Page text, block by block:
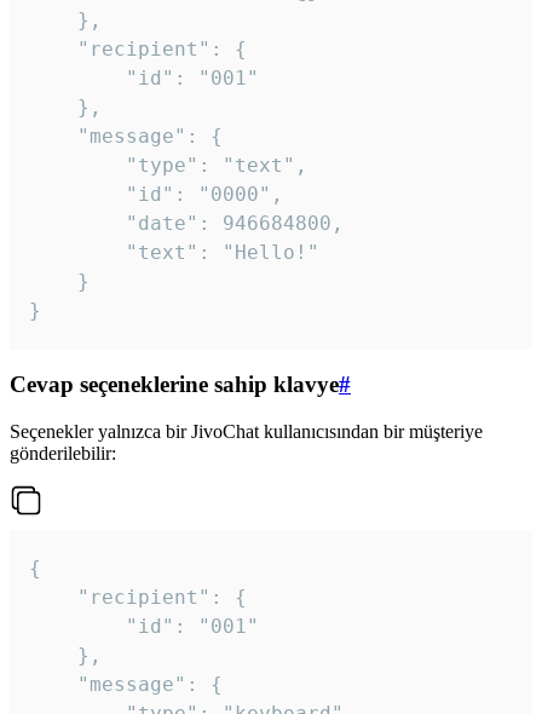
}
Cevap seçeneklerine sahip klavye#
Seçenekler yalnızca bir JivoChat kullanıcısından bir müşteriye
gönderilebilir:
{